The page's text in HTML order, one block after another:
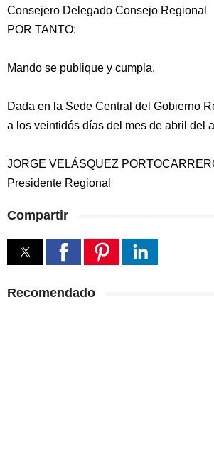
Consejero Delegado Consejo Regional
POR TANTO:
Mando se publique y cumpla.
Dada en la Sede Central del Gobierno
a los veintidós días del mes de abril del
JORGE VELÁSQUEZ
Presidente Regional
Compartir
Recomendado